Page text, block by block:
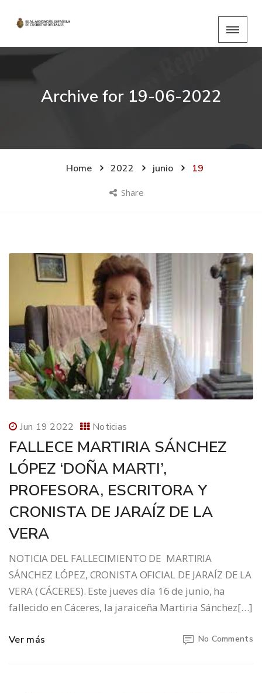
Archive for 19-06-2022
Home 2022 junio 19
Share
Jun 19 2022 Noticias
FALLECE MARTIRIA SÁNCHEZ
LÓPEZ ‘DOÑA MARTI’,
PROFESORA, ESCRITORA Y
CRONISTA DE JARAÍZ DE LA
VERA
NOTICIA DEL FALLECIMIENTO DE MARTIRIA
SÁNCHEZ LÓPEZ, CRONISTA OFICIAL DE JARAÍZ DE LA
VERA ( CÁCERES). Este jueves día 16 de junio, ha
fallecido en Cáceres, la jaraiceña Martiria Sánchez[…]
Ver más No Comments